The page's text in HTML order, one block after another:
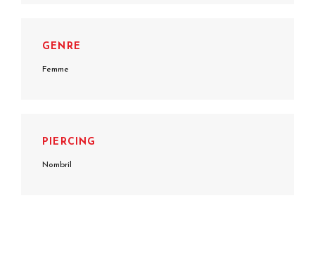
GENRE
Femme
PIERCING
Nombril